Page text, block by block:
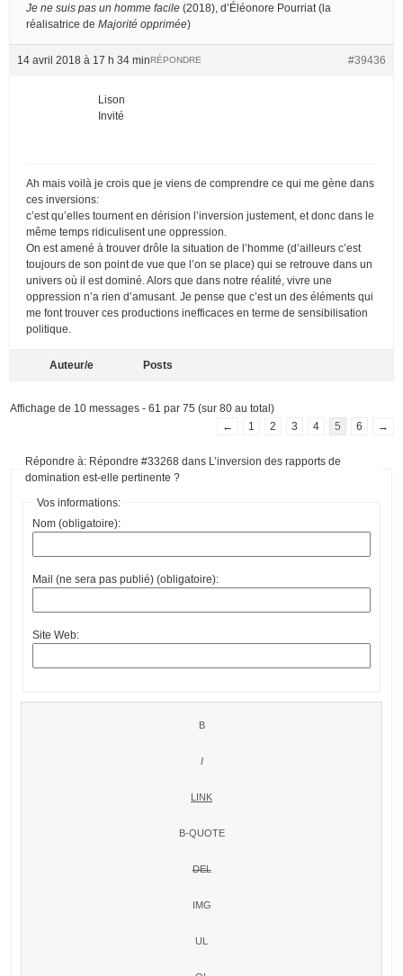
Je ne suis pas un homme facile (2018), d’Éléonore Pourriat (la
réalisatrice de Majorité opprimée)
14 avril 2018 à 17 h 34 min #39436
RÉPONDRE
Lison
Invité
Ah mais voilà je crois que je viens de comprendre ce qui me gène dans
ces inversions:
c’est qu’elles tournent en dérision l’inversion justement, et donc dans le
même temps ridiculisent une oppression.
On est amené à trouver drôle la situation de l’homme (d’ailleurs c’est
toujours de son point de vue que l’on se place) qui se retrouve dans un
univers où il est dominé. Alors que dans notre réalité, vivre une
oppression n’a rien d’amusant. Je pense que c’est un des éléments qui
me font trouver ces productions inefficaces en terme de sensibilisation
politique.
Auteur/e Posts
Affichage de 10 messages - 61 par 75 (sur 80 au total)
←
1 2 3 4 5 6 →
Répondre à: Répondre #33268 dans L’inversion des rapports de
domination est-elle pertinente ?
Vos informations:
Nom (obligatoire):
Mail (ne sera pas publié) (obligatoire):
Site Web: